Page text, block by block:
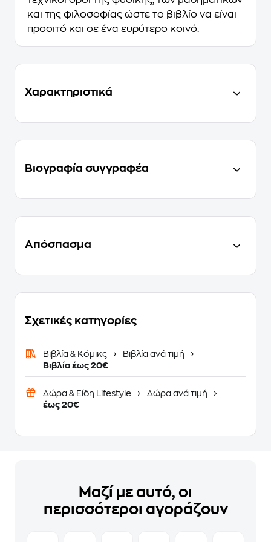
και της φιλοσοφίας ώστε το βιβλίο να είναι
προσιτό και σε ένα ευρύτερο κοινό.
Χαρακτηριστικά
Βιογραφία συγγραφέα
Απόσπασμα
Σχετικές κατηγορίες
Βιβλία & Κόμικς
Βιβλία ανά τιμή
Βιβλία έως 20€
Δώρα & Είδη Lifestyle
Δώρα ανά τιμή
έως 20€
Μαζί με αυτό, οι
περισσότεροι αγοράζουν